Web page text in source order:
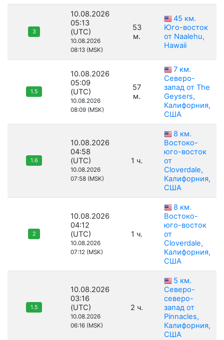
3
10.08.2026
05:13
(UTC)
10.08.2026
08:13 (MSK)
53
м.
45 км.
Юго-восток
от Naalehu,
Hawaii
1.5
10.08.2026
05:09
(UTC)
10.08.2026
08:09 (MSK)
57
м.
7 км.
Северо-
запад от The
Geysers,
Калифорния,
США
1.6
10.08.2026
04:58
(UTC)
10.08.2026
07:58 (MSK)
1 ч.
8 км.
Востоко-
юго-восток
от
Cloverdale,
Калифорния,
США
2
10.08.2026
04:12
(UTC)
10.08.2026
07:12 (MSK)
1 ч.
8 км.
Востоко-
юго-восток
от
Cloverdale,
Калифорния,
США
1.5
10.08.2026
03:16
(UTC)
10.08.2026
06:16 (MSK)
2 ч.
5 км.
Северо-
северо-
запад от
Pinnacles,
Калифорния,
США